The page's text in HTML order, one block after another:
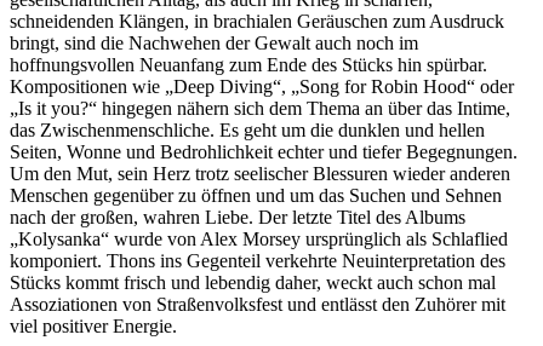
schneidenden Klängen, in brachialen Geräuschen zum Ausdruck
bringt, sind die Nachwehen der Gewalt auch noch im
hoffnungsvollen Neuanfang zum Ende des Stücks hin spürbar.
Kompositionen wie „Deep Diving“, „Song for Robin Hood“ oder
„Is it you?“ hingegen nähern sich dem Thema an über das Intime,
das Zwischenmenschliche. Es geht um die dunklen und hellen
Seiten, Wonne und Bedrohlichkeit echter und tiefer Begegnungen.
Um den Mut, sein Herz trotz seelischer Blessuren wieder anderen
Menschen gegenüber zu öffnen und um das Suchen und Sehnen
nach der großen, wahren Liebe. Der letzte Titel des Albums
„Kolysanka“ wurde von Alex Morsey ursprünglich als Schlaflied
komponiert. Thons ins Gegenteil verkehrte Neuinterpretation des
Stücks kommt frisch und lebendig daher, weckt auch schon mal
Assoziationen von Straßenvolksfest und entlässt den Zuhörer mit
viel positiver Energie.